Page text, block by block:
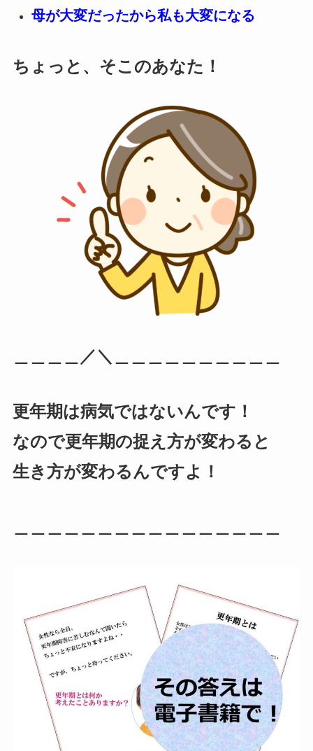
母が大変だったから私も大変になる
ちょっと、そこのあなた！
＿＿＿＿／＼＿＿＿＿＿＿＿＿＿＿
更年期は病気ではないんです！
なので更年期の捉え方が変わると
生き方が変わるんですよ！